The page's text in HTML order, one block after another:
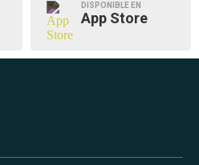
DISPONIBLE EN
App Store